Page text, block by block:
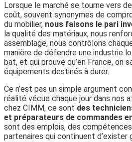
Lorsque le marché se tourne vers
coût, souvent synonymes de
du mobilier, nous faisons le pari
la qualité des matériaux, nous
assemblage, nous contrôlons
manière de défendre une industrie
bat, et qui prouve qu’en France, on
équipements destinés à durer.
Ce n’est pas un simple argument
réalité vécue chaque jour dans nos
chez CIMM, ce sont des
et préparateurs de commandes
sont des emplois, des
partenaires qui continuent d’exister